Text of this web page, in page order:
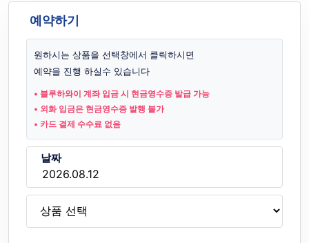
예약하기
원하시는 상품을 선택창에서 클릭하시면
예약을 진행 하실수 있습니다
• 블루하와이 계좌 입금 시 현금영수증 발급 가능
• 외화 입금은 현금영수증 발행 불가
• 카드 결제 수수료 없음
날짜